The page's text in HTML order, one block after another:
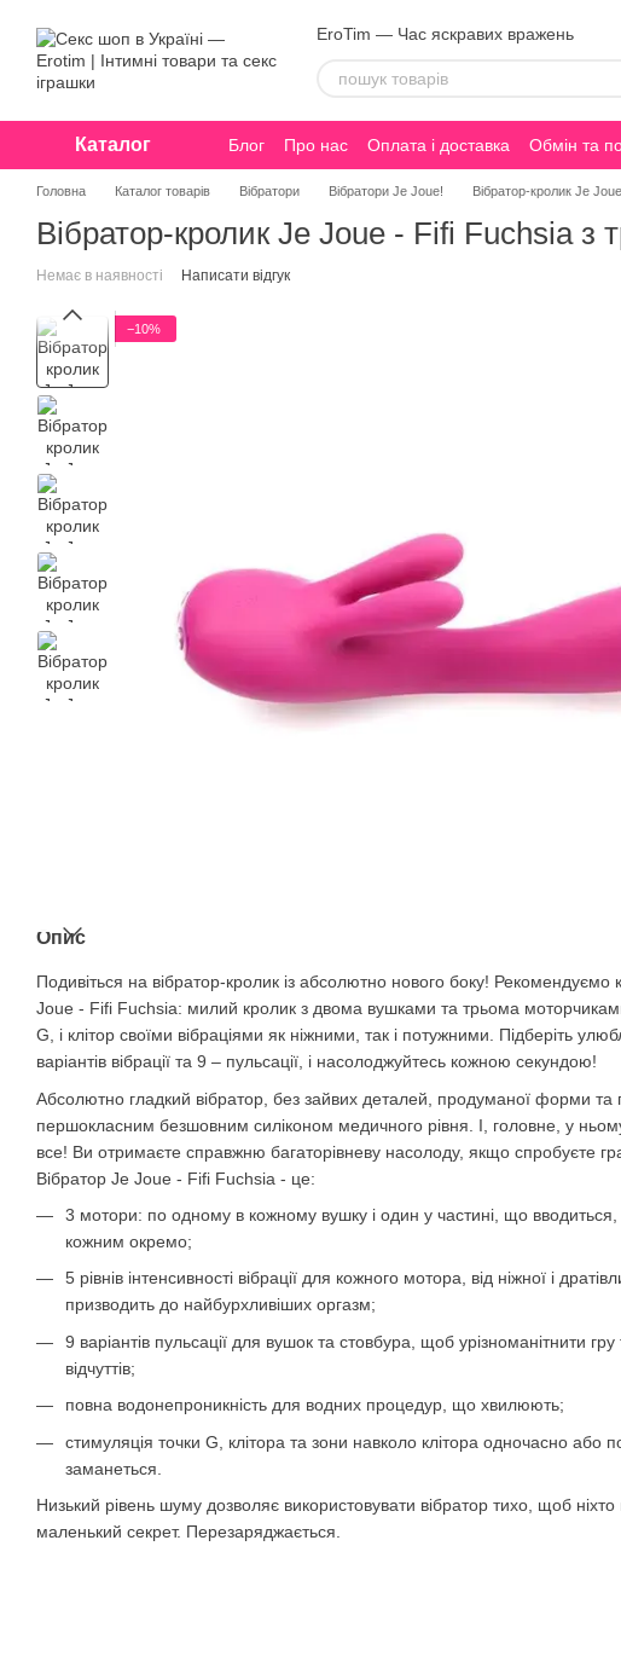
EroTim — Час яскравих вражень
Каталог Блог Про нас Оплата і доставка Обмін та
Конфіденційність
Головна Каталог товарів Вібратори Вібратори Je Joue! Вібратор-кролик Je
Вібратор-кролик Je Joue - Fifi Fuchsia з
Немає в наявності Написати відгук
−10%
Опис
Подивіться на вібратор-кролик із абсолютно нового боку! Рекомендуємо
Joue - Fifi Fuchsia: милий кролик з двома вушками та трьома
G, і клітор своїми вібраціями як ніжними, так і потужними. Підберіть
варіантів вібрації та 9 – пульсації, і насолоджуйтесь кожною секундою!
Абсолютно гладкий вібратор, без зайвих деталей, продуманої форми та
першокласним безшовним силіконом медичного рівня. І, головне, у
все! Ви отримаєте справжню багаторівневу насолоду, якщо спробуєте
Вібратор Je Joue - Fifi Fuchsia - це:
3 мотори: по одному в кожному вушку і один у частині, що
кожним окремо;
5 рівнів інтенсивності вібрації для кожного мотора, від ніжної і
призводить до найбурхливіших оргазм;
9 варіантів пульсації для вушок та стовбура, щоб урізноманітнити
відчуттів;
повна водонепроникність для водних процедур, що хвилюють;
стимуляція точки G, клітора та зони навколо клітора одночасно або
заманеться.
Низький рівень шуму дозволяє використовувати вібратор тихо, щоб
маленький секрет. Перезаряджається.